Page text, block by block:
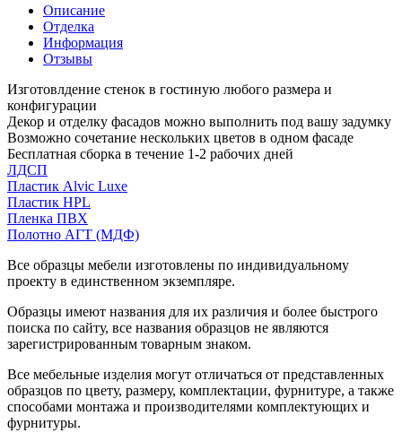
Описание
Отделка
Информация
Отзывы
Изготовлдение стенок в гостиную любого размера и
конфигурации
Декор и отделку фасадов можно выполнить под вашу задумку
Возможно сочетание нескольких цветов в одном фасаде
Бесплатная сборка в течение 1-2 рабочих дней
ЛДСП
Пластик Alvic Luxe
Пластик HPL
Пленка ПВХ
Полотно АГТ (МДФ)
Все образцы мебели изготовлены по индивидуальному
проекту в единственном экземпляре.
Образцы имеют названия для их различия и более быстрого
поиска по сайту, все названия образцов не являются
зарегистрированным товарным знаком.
Все мебельные изделия могут отличаться от представленных
образцов по цвету, размеру, комплектации, фурнитуре, а также
способами монтажа и производителями комплектующих и
фурнитуры.